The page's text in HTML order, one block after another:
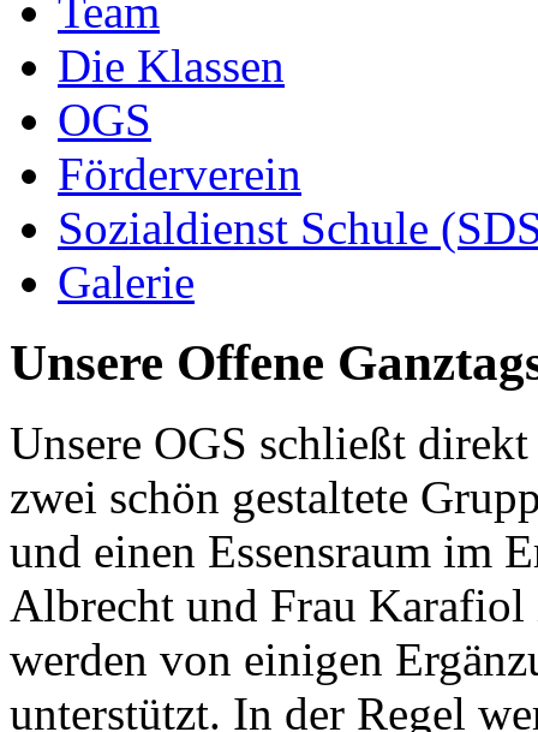
Team
Die Klassen
OGS
Förderverein
Sozialdienst Schule
Galerie
Unsere Offene
Unsere OGS schließt
zwei schön gestaltete
und einen Essensraum im
Albrecht und Frau
werden von einigen
unterstützt. In der Regel